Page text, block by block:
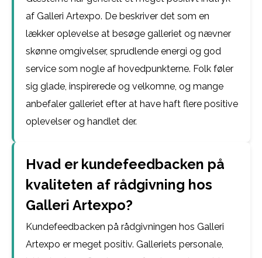
af Galleri Artexpo. De beskriver det som en
lækker oplevelse at besøge galleriet og nævner
skønne omgivelser, sprudlende energi og god
service som nogle af hovedpunkterne. Folk føler
sig glade, inspirerede og velkomne, og mange
anbefaler galleriet efter at have haft flere positive
oplevelser og handlet der.
Hvad er kundefeedbacken på
kvaliteten af rådgivning hos
Galleri Artexpo?
Kundefeedbacken på rådgivningen hos Galleri
Artexpo er meget positiv. Galleriets personale,